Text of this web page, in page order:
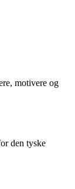
motivere og
den tyske